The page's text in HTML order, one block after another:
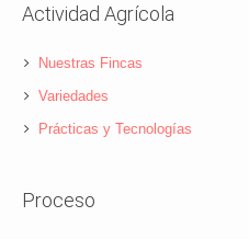
Actividad Agrícola
Nuestras Fincas
Variedades
Prácticas y Tecnologías
Proceso